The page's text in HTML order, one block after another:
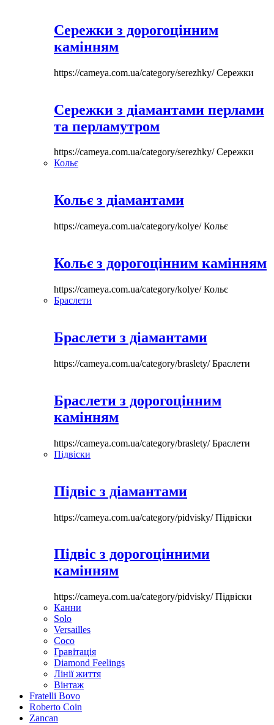
Сережки з дорогоцінним
камінням
https://cameya.com.ua/category/serezhky/Сережки
Сережки з діамантами перлами
та перламутром
https://cameya.com.ua/category/serezhky/Сережки
Кольє
Кольє з діамантами
https://cameya.com.ua/category/kolye/Кольє
Кольє з дорогоцінним камінням
https://cameya.com.ua/category/kolye/Кольє
Браслети
Браслети з діамантами
https://cameya.com.ua/category/braslety/Браслети
Браслети з дорогоцінним
камінням
https://cameya.com.ua/category/braslety/Браслети
Підвіски
Підвіс з діамантами
https://cameya.com.ua/category/pidvisky/Підвіски
Підвіс з дорогоцінними
камінням
https://cameya.com.ua/category/pidvisky/Підвіски
Канни
Solo
Versailles
Coco
Гравітація
Diamond Feelings
Лінії життя
Вінтаж
Fratelli Bovo
Roberto Coin
Zancan